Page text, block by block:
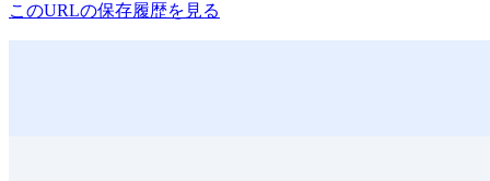
このURLの保存履歴を見る